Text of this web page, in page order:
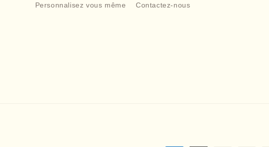
Personnalisez vous même Contactez-nous